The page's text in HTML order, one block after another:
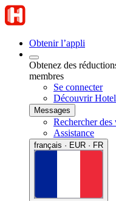
Obtenir l’appli
Obtenez des
membres
Se connecter
Découvrir
Messages
Rechercher des
Assistance
français · EUR · FR